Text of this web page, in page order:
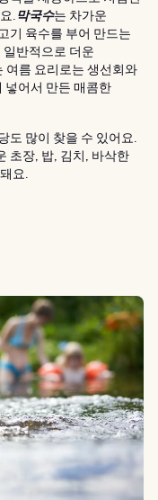
.막국수는 차가운
기 육수를 부어 만드는
반적으로 더운
여름 요리로는 생선회와
넣어서 만든 매콤한
도 많이 찾을 수 있어요.
초장, 밥, 김치, 바삭한
요.